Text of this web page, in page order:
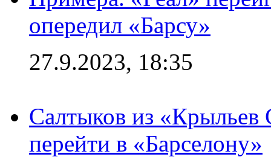
опередил «Барсу»
27.9.2023, 18:35
Салтыков из «Крыльев
перейти в «Барселону»